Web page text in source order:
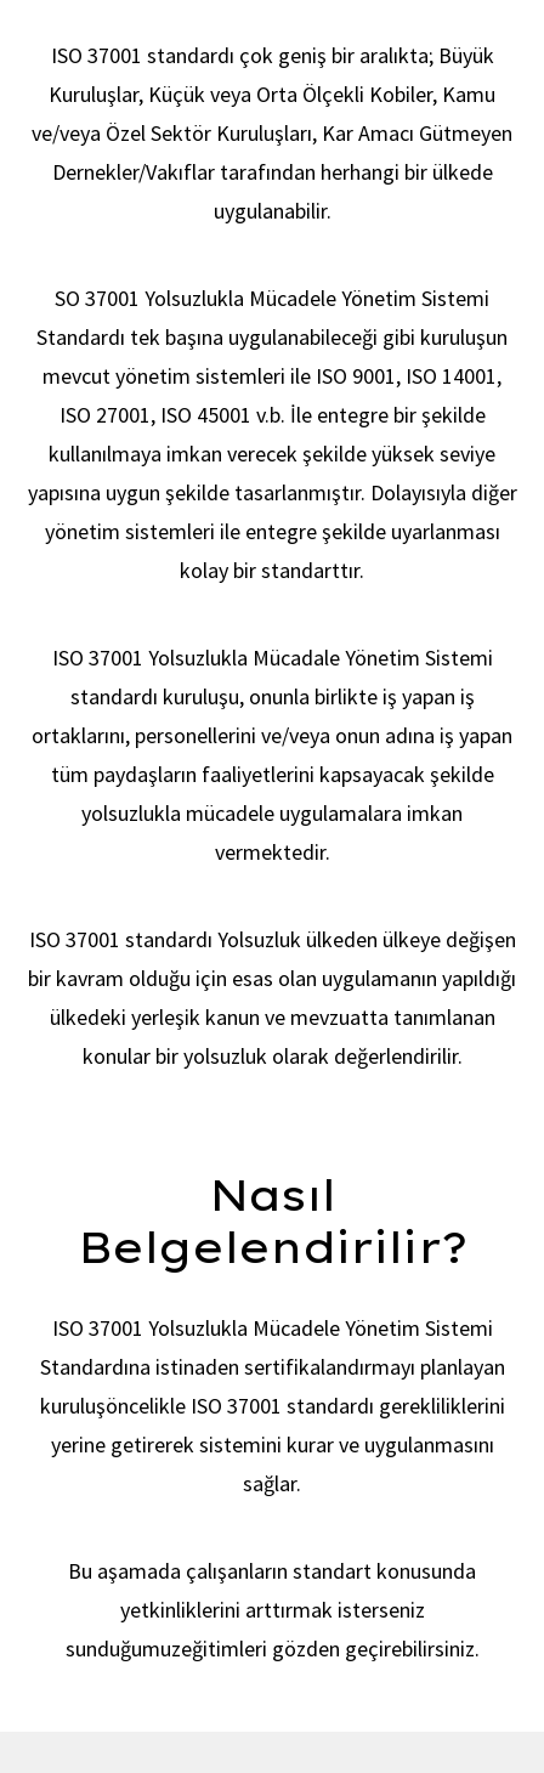
ISO 37001 standardı çok geniş bir aralıkta; Büyük
Kuruluşlar, Küçük veya Orta Ölçekli Kobiler, Kamu
ve/veya Özel Sektör Kuruluşları, Kar Amacı Gütmeyen
Dernekler/Vakıflar tarafından herhangi bir ülkede
uygulanabilir.
SO 37001 Yolsuzlukla Mücadele Yönetim Sistemi
Standardı tek başına uygulanabileceği gibi kuruluşun
mevcut yönetim sistemleri ile ISO 9001, ISO 14001,
ISO 27001, ISO 45001 v.b. İle entegre bir şekilde
kullanılmaya imkan verecek şekilde yüksek seviye
yapısına uygun şekilde tasarlanmıştır. Dolayısıyla diğer
yönetim sistemleri ile entegre şekilde uyarlanması
kolay bir standarttır.
ISO 37001 Yolsuzlukla Mücadale Yönetim Sistemi
standardı kuruluşu, onunla birlikte iş yapan iş
ortaklarını, personellerini ve/veya onun adına iş yapan
tüm paydaşların faaliyetlerini kapsayacak şekilde
yolsuzlukla mücadele uygulamalara imkan
vermektedir.
ISO 37001 standardı Yolsuzluk ülkeden ülkeye değişen
bir kavram olduğu için esas olan uygulamanın yapıldığı
ülkedeki yerleşik kanun ve mevzuatta tanımlanan
konular bir yolsuzluk olarak değerlendirilir.
Nasıl
Belgelendirilir?
ISO 37001 Yolsuzlukla Mücadele Yönetim Sistemi
Standardına istinaden sertifikalandırmayı planlayan
kuruluşöncelikle ISO 37001 standardı gerekliliklerini
yerine getirerek sistemini kurar ve uygulanmasını
sağlar.
Bu aşamada çalışanların standart konusunda
yetkinliklerini arttırmak isterseniz
sunduğumuzeğitimleri gözden geçirebilirsiniz.